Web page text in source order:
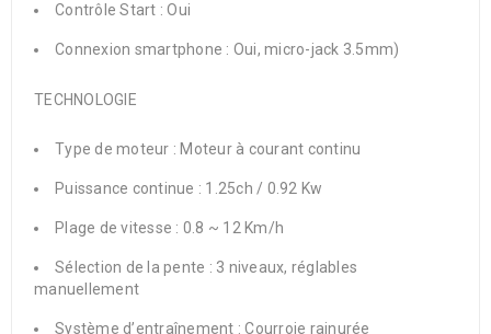
Contrôle Start : Oui
Connexion smartphone : Oui, micro-jack 3.5mm)
TECHNOLOGIE
Type de moteur : Moteur à courant continu
Puissance continue : 1.25ch / 0.92 Kw
Plage de vitesse : 0.8 ~ 12 Km/h
Sélection de la pente : 3 niveaux, réglables
manuellement
Système d’entraînement : Courroie rainurée